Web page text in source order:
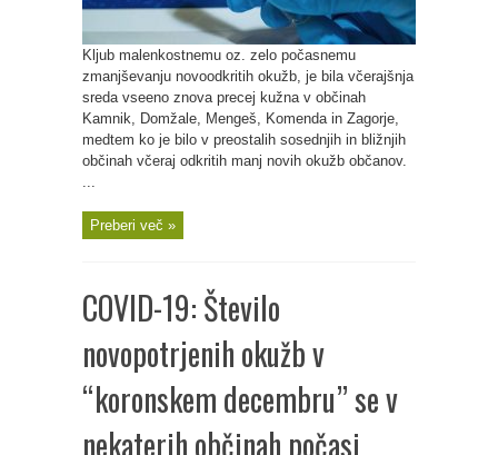
Kljub malenkostnemu oz. zelo počasnemu
zmanjševanju novoodkritih okužb, je bila včerajšnja
sreda vseeno znova precej kužna v občinah
Kamnik, Domžale, Mengeš, Komenda in Zagorje,
medtem ko je bilo v preostalih sosednjih in bližnjih
občinah včeraj odkritih manj novih okužb občanov.
...
Preberi več »
COVID-19: Število
novopotrjenih okužb v
“koronskem decembru” se v
nekaterih občinah počasi